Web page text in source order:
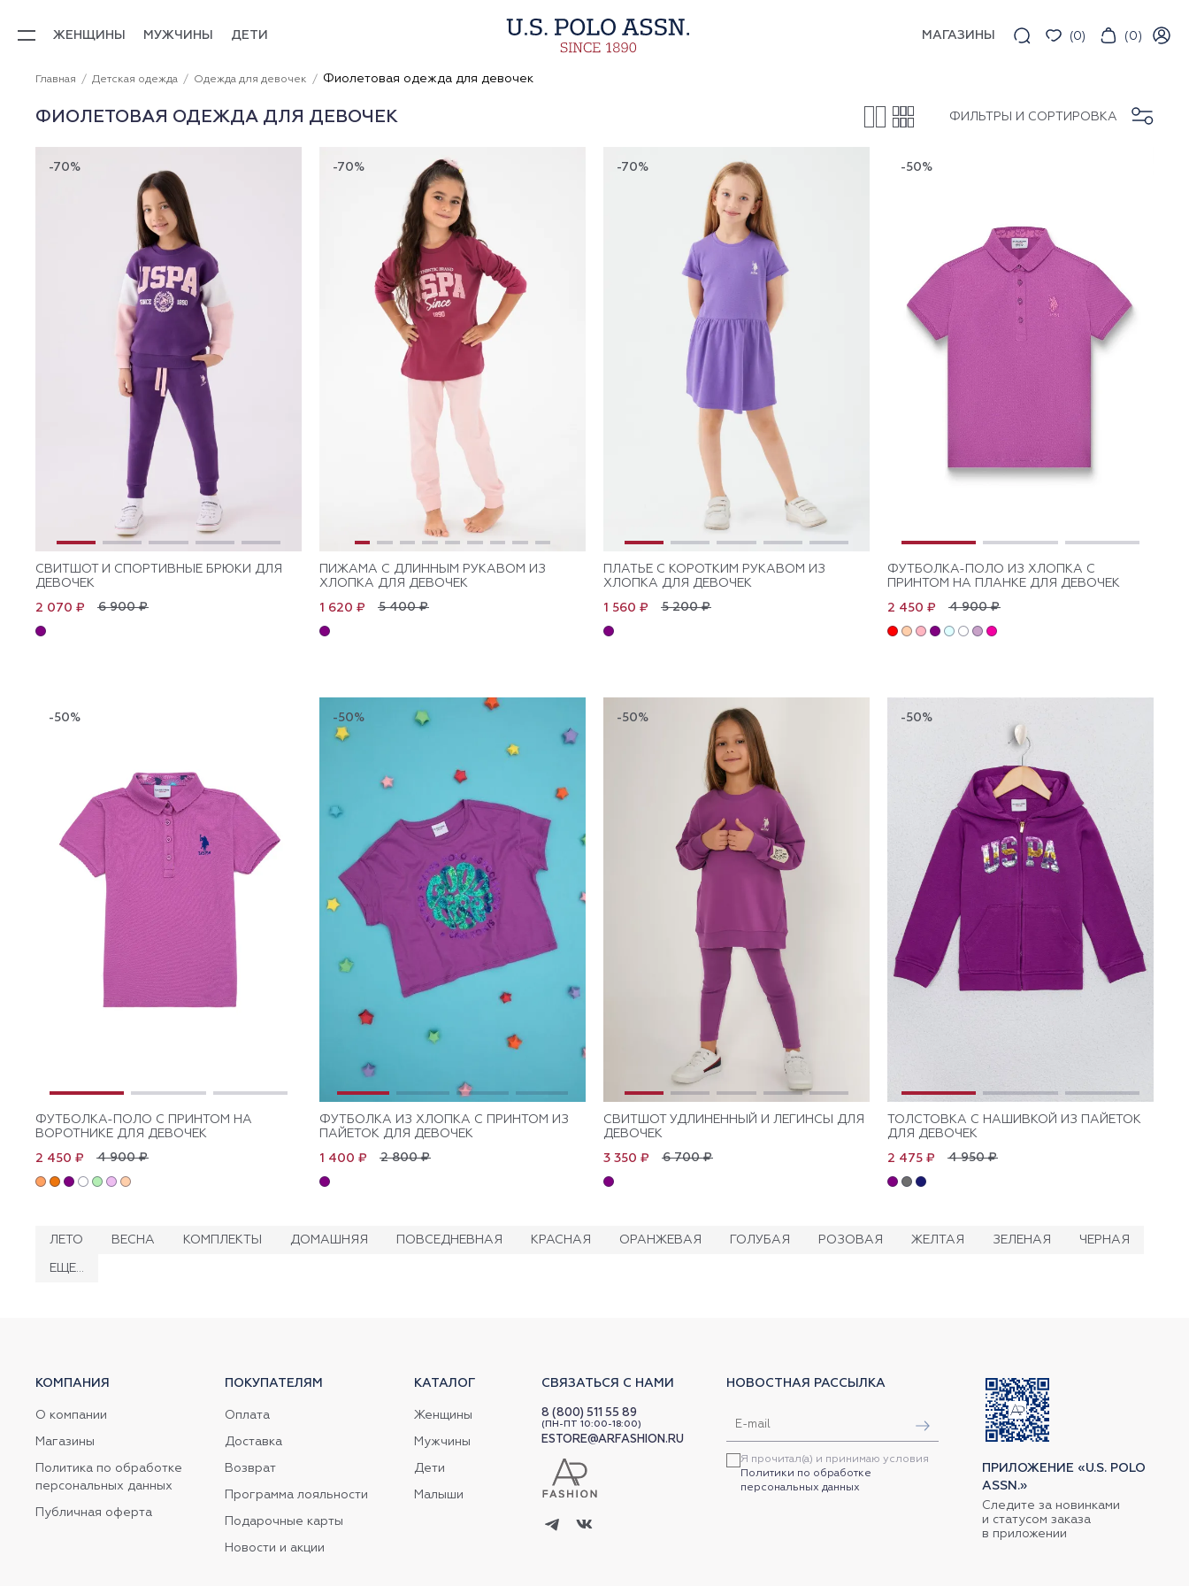
ЖЕНЩИНЫ МУЖЧИНЫ ДЕТИ МАГАЗИНЫ (0) (0)
Главная Детская одежда Одежда для девочек Фиолетовая одежда для девочек
ФИОЛЕТОВАЯ ОДЕЖДА ДЛЯ ДЕВОЧЕК ФИЛЬТРЫ И СОРТИРОВКА
-70%
СВИТШОТ И СПОРТИВНЫЕ БРЮКИ ДЛЯ
ДЕВОЧЕК
6 900 ₽
2 070 ₽
-70%
ПИЖАМА С ДЛИННЫМ РУКАВОМ ИЗ
ХЛОПКА ДЛЯ ДЕВОЧЕК
5 400 ₽
1 620 ₽
-70%
ПЛАТЬЕ С КОРОТКИМ РУКАВОМ ИЗ
ХЛОПКА ДЛЯ ДЕВОЧЕК
5 200 ₽
1 560 ₽
-50%
ФУТБОЛКА-ПОЛО ИЗ ХЛОПКА C
ПРИНТОМ НА ПЛАНКЕ ДЛЯ ДЕВОЧЕК
4 900 ₽
2 450 ₽
-50%
ФУТБОЛКА-ПОЛО С ПРИНТОМ НА
ВОРОТНИКЕ ДЛЯ ДЕВОЧЕК
4 900 ₽
2 450 ₽
-50%
ФУТБОЛКА ИЗ ХЛОПКА С ПРИНТОМ ИЗ
ПАЙЕТОК ДЛЯ ДЕВОЧЕК
2 800 ₽
1 400 ₽
-50%
СВИТШОТ УДЛИНЕННЫЙ И ЛЕГИНСЫ ДЛЯ
ДЕВОЧЕК
6 700 ₽
3 350 ₽
-50%
ТОЛСТОВКА С НАШИВКОЙ ИЗ ПАЙЕТОК
ДЛЯ ДЕВОЧЕК
4 950 ₽
2 475 ₽
ЛЕТО ВЕСНА КОМПЛЕКТЫ ДОМАШНЯЯ ПОВСЕДНЕВНАЯ КРАСНАЯ ОРАНЖЕВАЯ ГОЛУБАЯ РОЗОВАЯ ЖЕЛТАЯ ЗЕЛЕНАЯ ЧЕРНАЯ
ЕЩЕ...
КОМПАНИЯ
О компании
Магазины
Политика по обработке
персональных данных
Публичная оферта
ПОКУПАТЕЛЯМ
Оплата
Доставка
Возврат
Программа лояльности
Подарочные карты
Новости и акции
КАТАЛОГ
Женщины
Мужчины
Дети
Малыши
СВЯЗАТЬСЯ С НАМИ
8 (800) 511 55 89
(ПН-ПТ 10:00-18:00)
ESTORE@ARFASHION.RU
НОВОСТНАЯ РАССЫЛКА
Я прочитал(а) и принимаю условия
Политики по обработке
персональных данных
ПРИЛОЖЕНИЕ «U.S. POLO
ASSN.»
Следите за новинками
и статусом заказа
в приложении